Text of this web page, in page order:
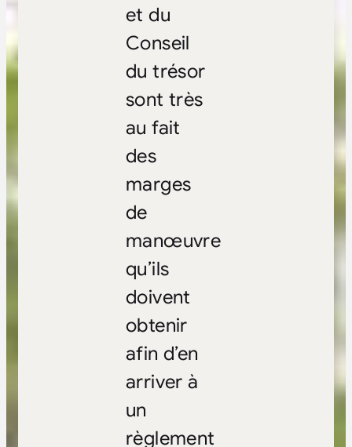
et du
Conseil
du trésor
sont très
au fait
des
marges
de
manœuvre
qu’ils
doivent
obtenir
afin d’en
arriver à
un
règlement